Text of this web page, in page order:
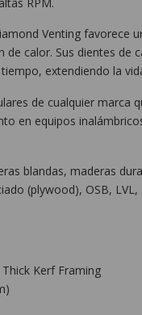
Venting favorece
de calor. Sus dientes de
extendiendo la
de cualquier marca
en equipos
blandas, maderas
(plywood), OSB, LVL,
Kerf Framing